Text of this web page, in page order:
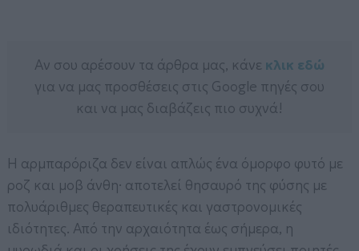
Αν σου αρέσουν τα άρθρα μας, κάνε κλικ εδώ
για να μας προσθέσεις στις Google πηγές σου
και να μας διαβάζεις πιο συχνά!
Η αρμπαρόριζα δεν είναι απλώς ένα όμορφο φυτό με
ροζ και μοβ άνθη· αποτελεί θησαυρό της φύσης με
πολυάριθμες θεραπευτικές και γαστρονομικές
ιδιότητες. Από την αρχαιότητα έως σήμερα, η